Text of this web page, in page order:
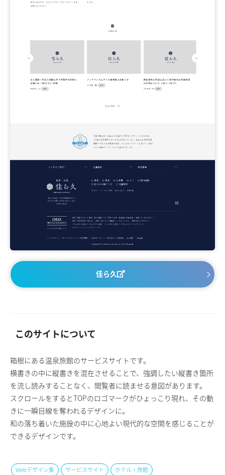
佳ら久
このサイトについて
箱根にある温泉旅館のサービスサイトです。
横書きの中に縦書きを混在させることで、強調したい縦書き箇所
を流し読みすることなく、閲覧者に読ませる意図があります。
スクロールをするとTOPのロゴマークがひょっこり現れ、その動
きに一瞬目線を奪われるデザインに。
和の落ち着いた施設の中に心地よい現代的な空間を感じることが
できるデザインです。
Webデザイン集 サービスサイト ホテル・旅館